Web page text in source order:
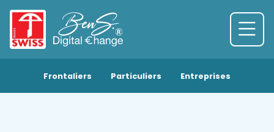
Frontaliers Particuliers Entreprises